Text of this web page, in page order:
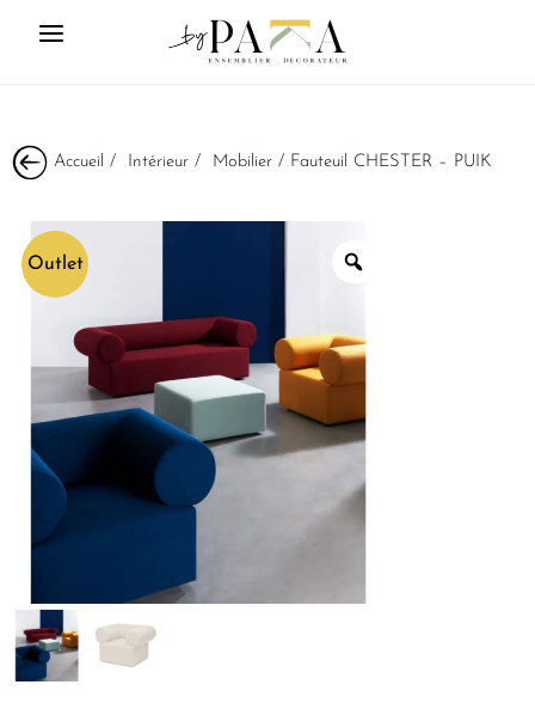
Accueil / Intérieur / Mobilier / Fauteuil CHESTER – PUIK
Outlet